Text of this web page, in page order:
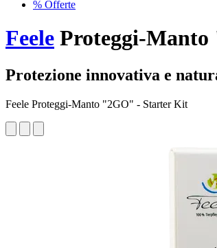
% Offerte
Feele Proteggi-
Protezione innovativa e
Feele Proteggi-Manto "2GO" - Starter Kit